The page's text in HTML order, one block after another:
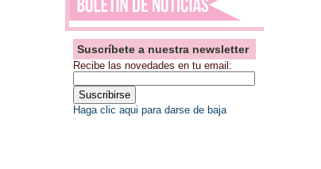
Suscríbete a nuestra newsletter
Recibe las novedades en tu email:
Haga clic aqui para darse de baja